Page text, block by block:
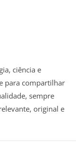
ciência e
para compartilhar
sempre
original e